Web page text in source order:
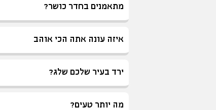
מתאמנים בחדר כושר?
איזה עונה אתה הכי אוהב
ירד בעיר שלכם שלג?
מה יותר טעים?